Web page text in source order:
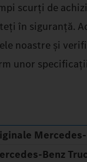
scurți de
în siguranță.
noastre și
unor